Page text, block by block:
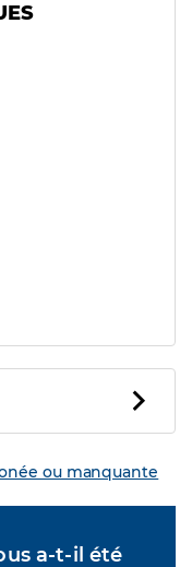
ou manquante
a-t-il été